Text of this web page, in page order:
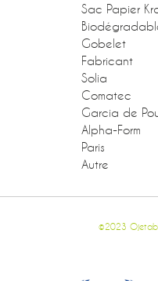
Sac Papier
Gobelet
Fabricant
Solia
Comatec
Garcia de
Alpha-Form
Paris
Autre
©2023